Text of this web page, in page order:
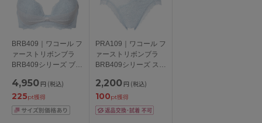
BRB409｜ワコール フ
ァーストリボンブラ
BRB409シリーズ ブラ
カップ アンダー
65/70/75/80cm
4,950 円 (税込)
225pt獲得
PRA109｜ワコール フ
ァーストリボンブラ
BRB409シリーズ スタ
2,200 円 (税込)
100pt獲得